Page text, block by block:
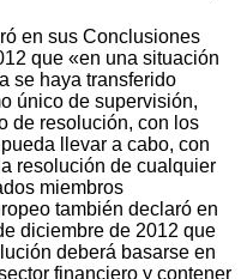
en sus Conclusiones
que «en una situación
se haya transferido
único de supervisión,
de resolución, con los
llevar a cabo, con
resolución de cualquier
miembros
también declaró en
diciembre de 2012 que
deberá basarse en
financiero y contener